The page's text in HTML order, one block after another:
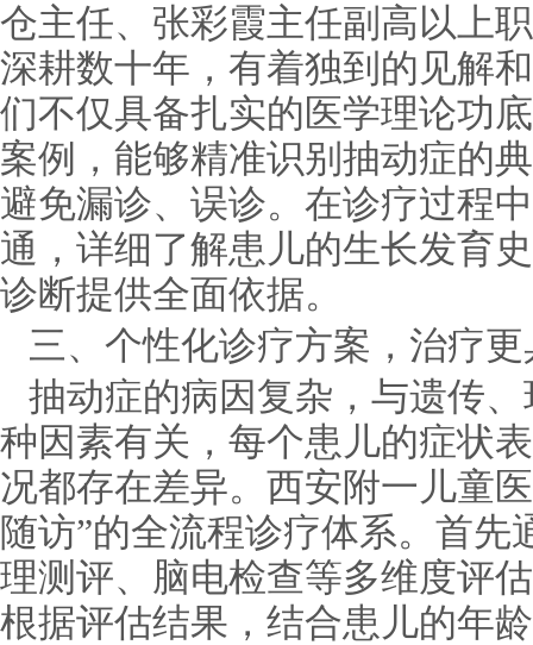
仓主任、张彩霞主任副高以上
深耕数十年，有着独到的见解
们不仅具备扎实的医学理论功
案例，能够精准识别抽动症的
避免漏诊、误诊。在诊疗过程
通，详细了解患儿的生长发育
诊断提供全面依据。
三、个性化诊疗方案，治疗
抽动症的病因复杂，与遗传
种因素有关，每个患儿的症状
况都存在差异。西安附一儿童
随访”的全流程诊疗体系。首
理测评、脑电检查等多维度评
根据评估结果，结合患儿的年